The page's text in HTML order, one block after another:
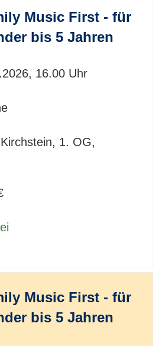
Music First - für
bis 5 Jahren
16.00 Uhr
1. OG,
Music First - für
bis 5 Jahren